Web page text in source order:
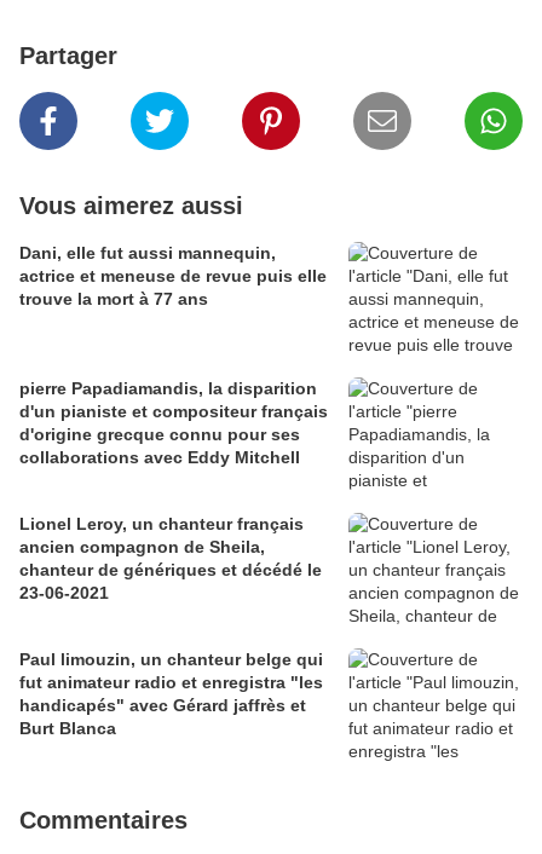
Partager
Vous aimerez aussi
Dani, elle fut aussi mannequin,
actrice et meneuse de revue puis elle
trouve la mort à 77 ans
pierre Papadiamandis, la disparition
d'un pianiste et compositeur français
d'origine grecque connu pour ses
collaborations avec Eddy Mitchell
Lionel Leroy, un chanteur français
ancien compagnon de Sheila,
chanteur de génériques et décédé le
23-06-2021
Paul limouzin, un chanteur belge qui
fut animateur radio et enregistra "les
handicapés" avec Gérard jaffrès et
Burt Blanca
Commentaires